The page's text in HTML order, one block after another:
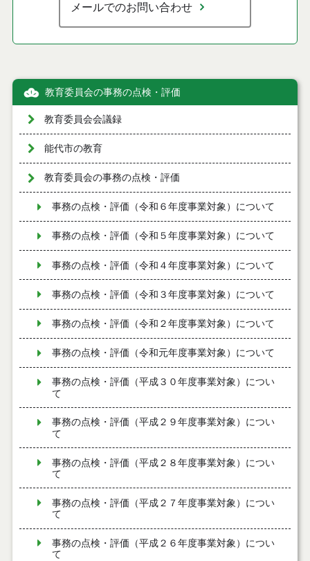
メールでのお問い合わせ
教育委員会の事務の点検・評価
教育委員会会議録
能代市の教育
教育委員会の事務の点検・評価
事務の点検・評価（令和６年度事業対象）について
事務の点検・評価（令和５年度事業対象）について
事務の点検・評価（令和４年度事業対象）について
事務の点検・評価（令和３年度事業対象）について
事務の点検・評価（令和２年度事業対象）について
事務の点検・評価（令和元年度事業対象）について
事務の点検・評価（平成３０年度事業対象）につい
て
事務の点検・評価（平成２９年度事業対象）につい
て
事務の点検・評価（平成２８年度事業対象）につい
て
事務の点検・評価（平成２７年度事業対象）につい
て
事務の点検・評価（平成２６年度事業対象）につい
て